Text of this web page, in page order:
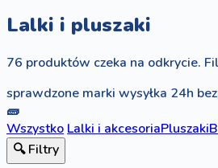
Lalki i pluszaki
76 produktów czeka na odkrycie.
sprawdzone marki wysyłka 24h
🧱
Wszystko Lalki i akcesoriaPluszaki
🔍 Filtry